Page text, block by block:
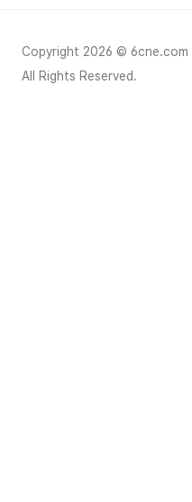
Copyright 2026 © 6cne.com
All Rights Reserved.